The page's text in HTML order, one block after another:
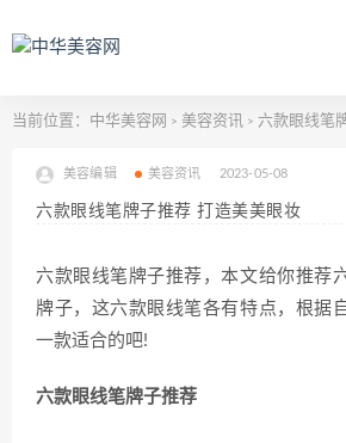
当前位置： 中华美容网 > 美容资讯 > 六款眼线笔
美容编辑 美容资讯 2023-05-08
六款眼线笔牌子推荐 打造美美眼妆
六款眼线笔牌子推荐，本文给你推荐
牌子，这六款眼线笔各有特点，根据
一款适合的吧!
六款眼线笔牌子推荐